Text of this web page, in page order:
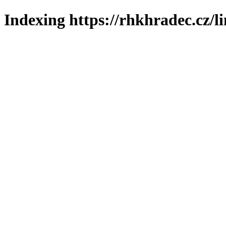
Indexing https://rhkhradec.cz/